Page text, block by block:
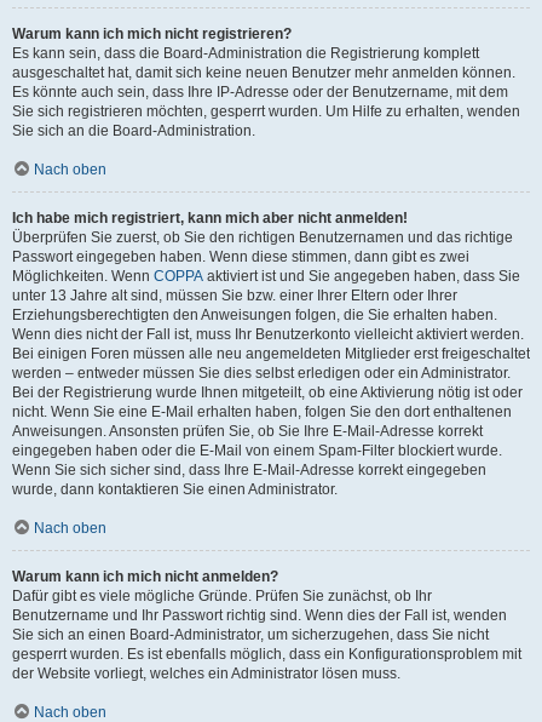
Warum kann ich mich nicht registrieren?
Es kann sein, dass die Board-Administration die Registrierung komplett
ausgeschaltet hat, damit sich keine neuen Benutzer mehr anmelden können.
Es könnte auch sein, dass Ihre IP-Adresse oder der Benutzername, mit dem
Sie sich registrieren möchten, gesperrt wurden. Um Hilfe zu erhalten, wenden
Sie sich an die Board-Administration.
Nach oben
Ich habe mich registriert, kann mich aber nicht anmelden!
Überprüfen Sie zuerst, ob Sie den richtigen Benutzernamen und das richtige
Passwort eingegeben haben. Wenn diese stimmen, dann gibt es zwei
Möglichkeiten. Wenn COPPA aktiviert ist und Sie angegeben haben, dass Sie
unter 13 Jahre alt sind, müssen Sie bzw. einer Ihrer Eltern oder Ihrer
Erziehungsberechtigten den Anweisungen folgen, die Sie erhalten haben.
Wenn dies nicht der Fall ist, muss Ihr Benutzerkonto vielleicht aktiviert werden.
Bei einigen Foren müssen alle neu angemeldeten Mitglieder erst freigeschaltet
werden – entweder müssen Sie dies selbst erledigen oder ein Administrator.
Bei der Registrierung wurde Ihnen mitgeteilt, ob eine Aktivierung nötig ist oder
nicht. Wenn Sie eine E-Mail erhalten haben, folgen Sie den dort enthaltenen
Anweisungen. Ansonsten prüfen Sie, ob Sie Ihre E-Mail-Adresse korrekt
eingegeben haben oder die E-Mail von einem Spam-Filter blockiert wurde.
Wenn Sie sich sicher sind, dass Ihre E-Mail-Adresse korrekt eingegeben
wurde, dann kontaktieren Sie einen Administrator.
Nach oben
Warum kann ich mich nicht anmelden?
Dafür gibt es viele mögliche Gründe. Prüfen Sie zunächst, ob Ihr
Benutzername und Ihr Passwort richtig sind. Wenn dies der Fall ist, wenden
Sie sich an einen Board-Administrator, um sicherzugehen, dass Sie nicht
gesperrt wurden. Es ist ebenfalls möglich, dass ein Konfigurationsproblem mit
der Website vorliegt, welches ein Administrator lösen muss.
Nach oben